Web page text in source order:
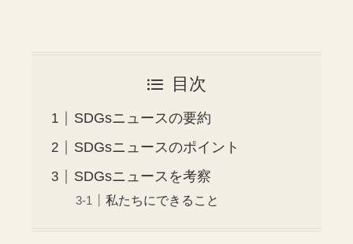
目次
SDGsニュースの要約
SDGsニュースのポイント
SDGsニュースを考察
私たちにできること